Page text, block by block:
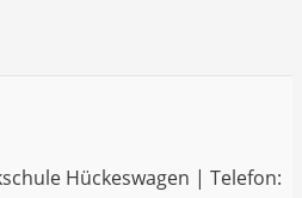
Hückeswagen | Telefon: